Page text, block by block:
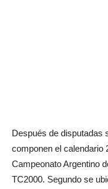
Después de disputadas
componen el calendario
Campeonato Argentino
TC2000. Segundo se